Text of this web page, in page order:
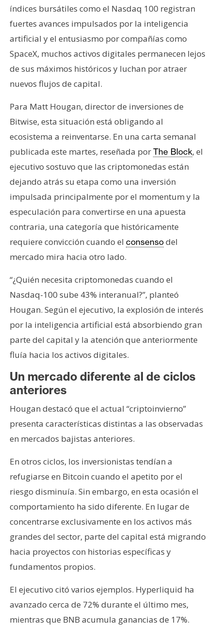
N
o
t
a
d
e
r
e
n
s
T
m
a
s
R
c
u
r
s
s
C
o
t
a
t
o
y
P
b
l
i
c
d
a
índices bursátiles como el Nasdaq 100 registran
fuertes avances impulsados por la inteligencia
artificial y el entusiasmo por compañías como
SpaceX, muchos activos digitales permanecen lejos
de sus máximos históricos y luchan por atraer
nuevos flujos de capital.
Para Matt Hougan, director de inversiones de
Bitwise, esta situación está obligando al
ecosistema a reinventarse. En una carta semanal
publicada este martes, reseñada porThe Block, el
ejecutivo sostuvo que las criptomonedas están
dejando atrás su etapa como una inversión
impulsada principalmente por el momentum y la
especulación para convertirse en una apuesta
contraria, una categoría que históricamente
requiere convicción cuando el consensodel
mercado mira hacia otro lado.
“¿Quién necesita criptomonedas cuando el
Nasdaq-100 sube 43% interanual?”, planteó
Hougan. Según el ejecutivo, la explosión de interés
por la inteligencia artificial está absorbiendo gran
parte del capital y la atención que anteriormente
fluía hacia los activos digitales.
Un mercado diferente al de ciclos
anteriores
Hougan destacó que el actual “criptoinvierno”
presenta características distintas a las observadas
en mercados bajistas anteriores.
En otros ciclos, los inversionistas tendían a
refugiarse en Bitcoin cuando el apetito por el
riesgo disminuía. Sin embargo, en esta ocasión el
comportamiento ha sido diferente. En lugar de
concentrarse exclusivamente en los activos más
grandes del sector, parte del capital está migrando
hacia proyectos con historias específicas y
fundamentos propios.
El ejecutivo citó varios ejemplos. Hyperliquid ha
avanzado cerca de 72% durante el último mes,
mientras que BNB acumula ganancias de 17%.